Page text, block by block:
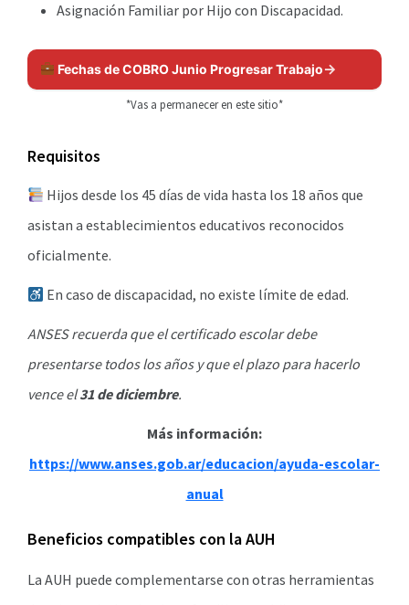
Asignación Familiar por Hijo con Discapacidad.
Fechas de COBRO Junio Progresar Trabajo
*Vas a permanecer en este sitio*
Requisitos
Hijos desde los 45 días de vida hasta los 18 años que
asistan a establecimientos educativos reconocidos
oficialmente.
En caso de discapacidad, no existe límite de edad.
ANSES recuerda que el certificado escolar debe
presentarse todos los años y que el plazo para hacerlo
vence el31 de diciembre.
Más información:
https://www.anses.gob.ar/educacion/ayuda-escolar-
anual
Beneficios compatibles con la AUH
La AUH puede complementarse con otras herramientas